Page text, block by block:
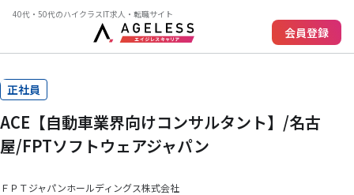
40代・50代のハイクラスIT求人・転職サイト
会員登録
正社員
ACE【自動車業界向けコンサルタント】/名古
屋/FPTソフトウェアジャパン
ＦＰＴジャパンホールディングス株式会社